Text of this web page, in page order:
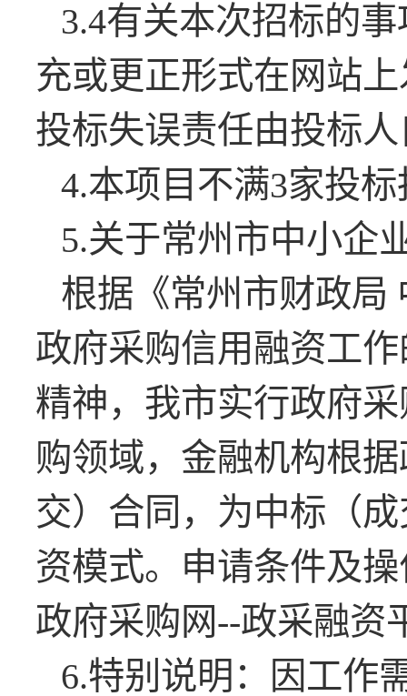
3.4有关本次招标的
充或更正形式在网站
投标失误责任由投标
4.本项目不满3家投
5.关于常州市中小企
根据《常州市财政局
政府采购信用融资工
精神，我市实行政府
购领域，金融机构根
交）合同，为中标（
资模式。申请条件及
政府采购网--政采融资
6.特别说明：因工作